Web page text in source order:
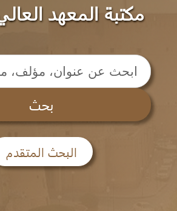
مكتبة المعهد
بحث
البحث المتقدم